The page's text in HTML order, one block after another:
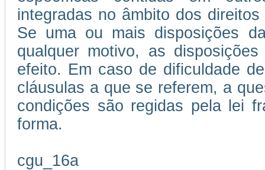
integradas no âmbito dos
Se uma ou mais disposições
qualquer motivo, as
efeito. Em caso de dificuldade
cláusulas a que se referem, a
condições são regidas pela lei
forma.
cgu_16a